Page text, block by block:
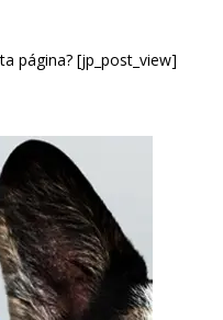
página? [jp_post_view]